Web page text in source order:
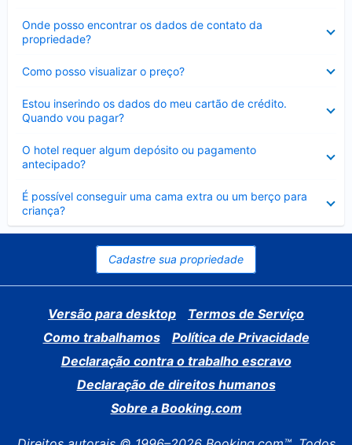
Onde posso encontrar os dados de contato da
propriedade?
Como posso visualizar o preço?
Estou inserindo os dados do meu cartão de crédito.
Quando vou pagar?
O hotel requer algum depósito ou pagamento
antecipado?
É possível conseguir uma cama extra ou um berço para
criança?
Contraído
Cadastre sua propriedade
Versão para desktop
Termos de Serviço
Como trabalhamos
Política de Privacidade
Declaração contra o trabalho escravo
Declaração de direitos humanos
Sobre a Booking.com